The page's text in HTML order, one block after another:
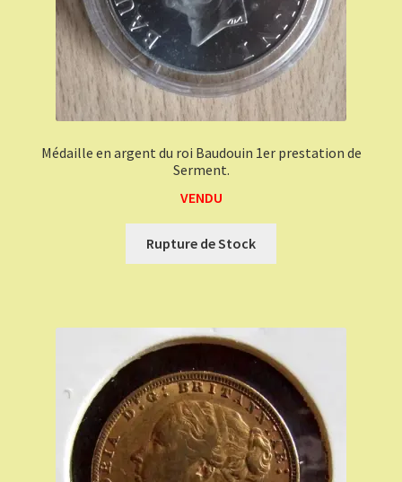
Médaille en argent du roi Baudouin 1er prestation de
Serment.
VENDU
Rupture de Stock